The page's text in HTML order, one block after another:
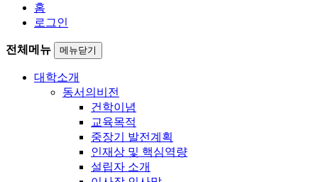
홈
로그인
전체메뉴 메뉴닫기
대학소개
동서의비전
건학이념
교육목적
중장기 발전계획
인재상 및 핵심역량
설립자 소개